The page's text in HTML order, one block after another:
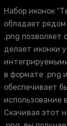
Набор иконок
обладает
.png позволяет
делает иконки
в формате .png
обеспечивает
использование
Скачивая этот